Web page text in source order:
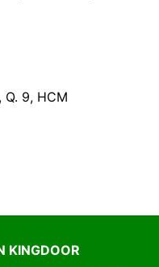
9, HCM
KINGDOOR